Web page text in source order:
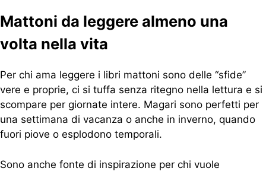
Mattoni da leggere almeno una
volta nella vita
Per chi ama leggere i libri mattoni sono delle “sfide”
vere e proprie, ci si tuffa senza ritegno nella lettura e si
scompare per giornate intere. Magari sono perfetti per
una settimana di vacanza o anche in inverno, quando
fuori piove o esplodono temporali.
Sono anche fonte di inspirazione per chi vuole